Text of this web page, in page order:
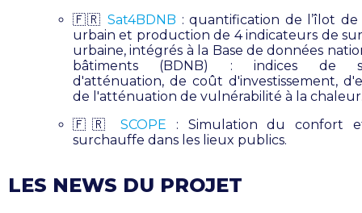
🇫🇷 Sat4BDNB : quantification de l’îlot
urbain et production de 4 indicateurs de
urbaine, intégrés à la Base de données
bâtiments (BDNB) : indices de
d'atténuation, de coût d'investissement,
de l'atténuation de vulnérabilité à la
🇫🇷
SCOPE : Simulation du confort
surchauffe dans les lieux publics.
LES NEWS DU PROJET